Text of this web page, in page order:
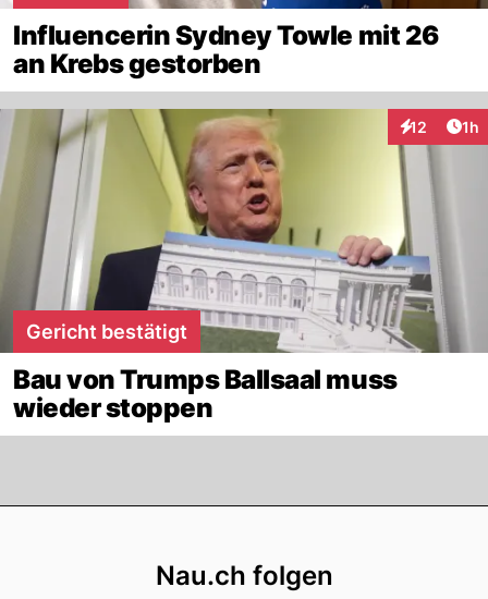
Influencerin Sydney Towle mit 26
an Krebs gestorben
12 1h
Gericht bestätigt
Bau von Trumps Ballsaal muss
wieder stoppen
Nau.ch folgen